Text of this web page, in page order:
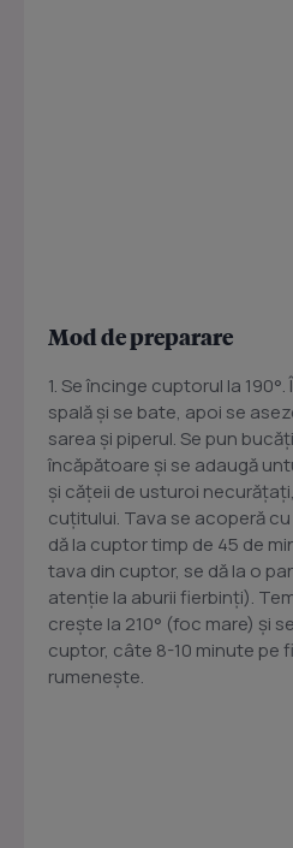
Mod de preparare
1. Se încinge cuptorul la
spală și se bate, apoi se
sarea și piperul. Se pun
încăpătoare și se adaugă
și cățeii de usturoi
cuțitului. Tava se acoperă
dă la cuptor timp de 45 de
tava din cuptor, se dă la o
atenție la aburii fierbinți).
crește la 210° (foc mare) și
cuptor, câte 8-10 minute pe
rumenește.